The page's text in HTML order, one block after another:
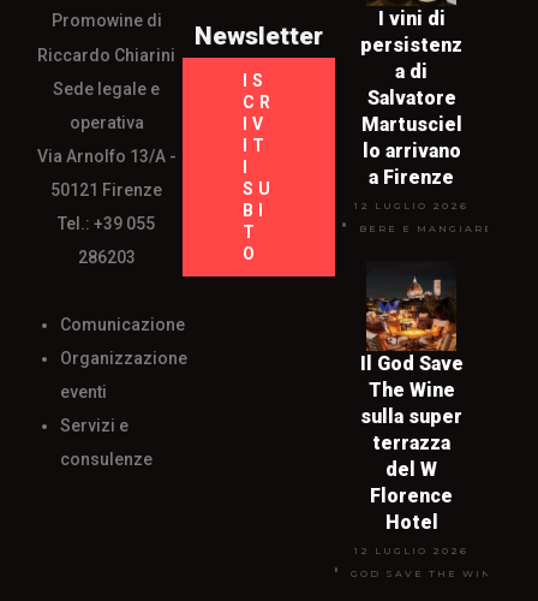
Promowine di
Riccardo Chiarini
Sede legale e
operativa
Via Arnolfo 13/A -
50121 Firenze
Tel.: +39 055
286203
Comunicazione
Organizzazione
eventi
Servizi e
consulenze
Newsletter
IS
CR
IV
IT
SU
BI
T
O
I vini di
persistenz
a di
Salvatore
Martusciel
lo arrivano
a Firenze
12 LUGLIO 2026
BERE E MANGIARE
Il God Save
The Wine
sulla super
terrazza
del W
Florence
Hotel
12 LUGLIO 2026
GOD SAVE THE WINE